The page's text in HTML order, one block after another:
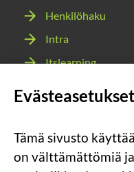
Henkilöhaku
Intra
Itslearning
SosiaalinenSosiaalinen
Evästeasetukset
Tämä sivusto
on välttämättömiä